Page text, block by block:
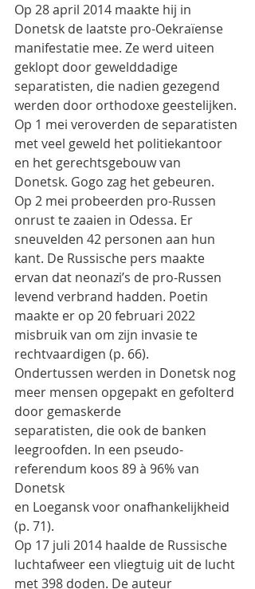
Op 28 april 2014 maakte hij in
Donetsk de laatste pro-Oekraïense
manifestatie mee. Ze werd uiteen
geklopt door gewelddadige
separatisten, die nadien gezegend
werden door orthodoxe geestelijken.
Op 1 mei veroverden de separatisten
met veel geweld het politiekantoor
en het gerechtsgebouw van
Donetsk. Gogo zag het gebeuren.
Op 2 mei probeerden pro-Russen
onrust te zaaien in Odessa. Er
sneuvelden 42 personen aan hun
kant. De Russische pers maakte
ervan dat neonazi’s de pro-Russen
levend verbrand hadden. Poetin
maakte er op 20 februari 2022
misbruik van om zijn invasie te
rechtvaardigen (p. 66).
Ondertussen werden in Donetsk nog
meer mensen opgepakt en gefolterd
door gemaskerde
separatisten, die ook de banken
leegroofden. In een pseudo-
referendum koos 89 à 96% van
Donetsk
en Loegansk voor onafhankelijkheid
(p. 71).
Op 17 juli 2014 haalde de Russische
luchtafweer een vliegtuig uit de lucht
met 398 doden. De auteur